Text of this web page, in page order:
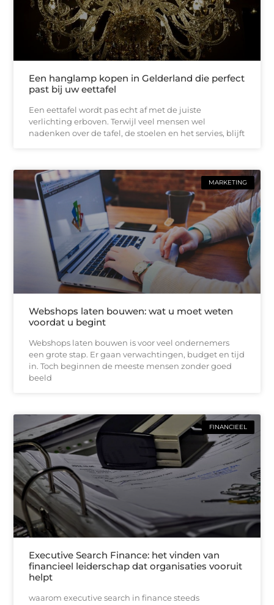
Een hanglamp kopen in Gelderland die perfect
past bij uw eettafel
Een eettafel wordt pas echt af met de juiste
verlichting erboven. Terwijl veel mensen wel
nadenken over de tafel, de stoelen en het servies, blijft
MARKETING
Webshops laten bouwen: wat u moet weten
voordat u begint
Webshops laten bouwen is voor veel ondernemers
een grote stap. Er gaan verwachtingen, budget en tijd
in. Toch beginnen de meeste mensen zonder goed
beeld
FINANCIEEL
Executive Search Finance: het vinden van
financieel leiderschap dat organisaties vooruit
helpt
waarom executive search in finance steeds